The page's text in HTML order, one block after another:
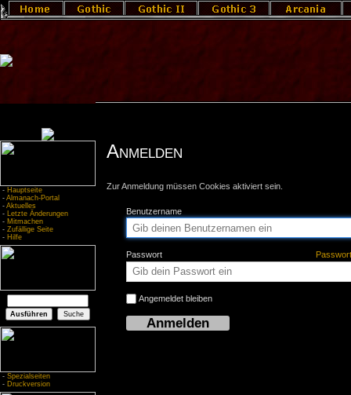
- Hauptseite
- Almanach-Portal
- Aktuelles
- Letzte Änderungen
- Mitmachen
- Zufällige Seite
- Hilfe
- Spezialseiten
- Druckversion
Anmelden
Zur Anmeldung müssen Cookies aktiviert sein.
Benutzername
Passwort
Angemeldet bleiben